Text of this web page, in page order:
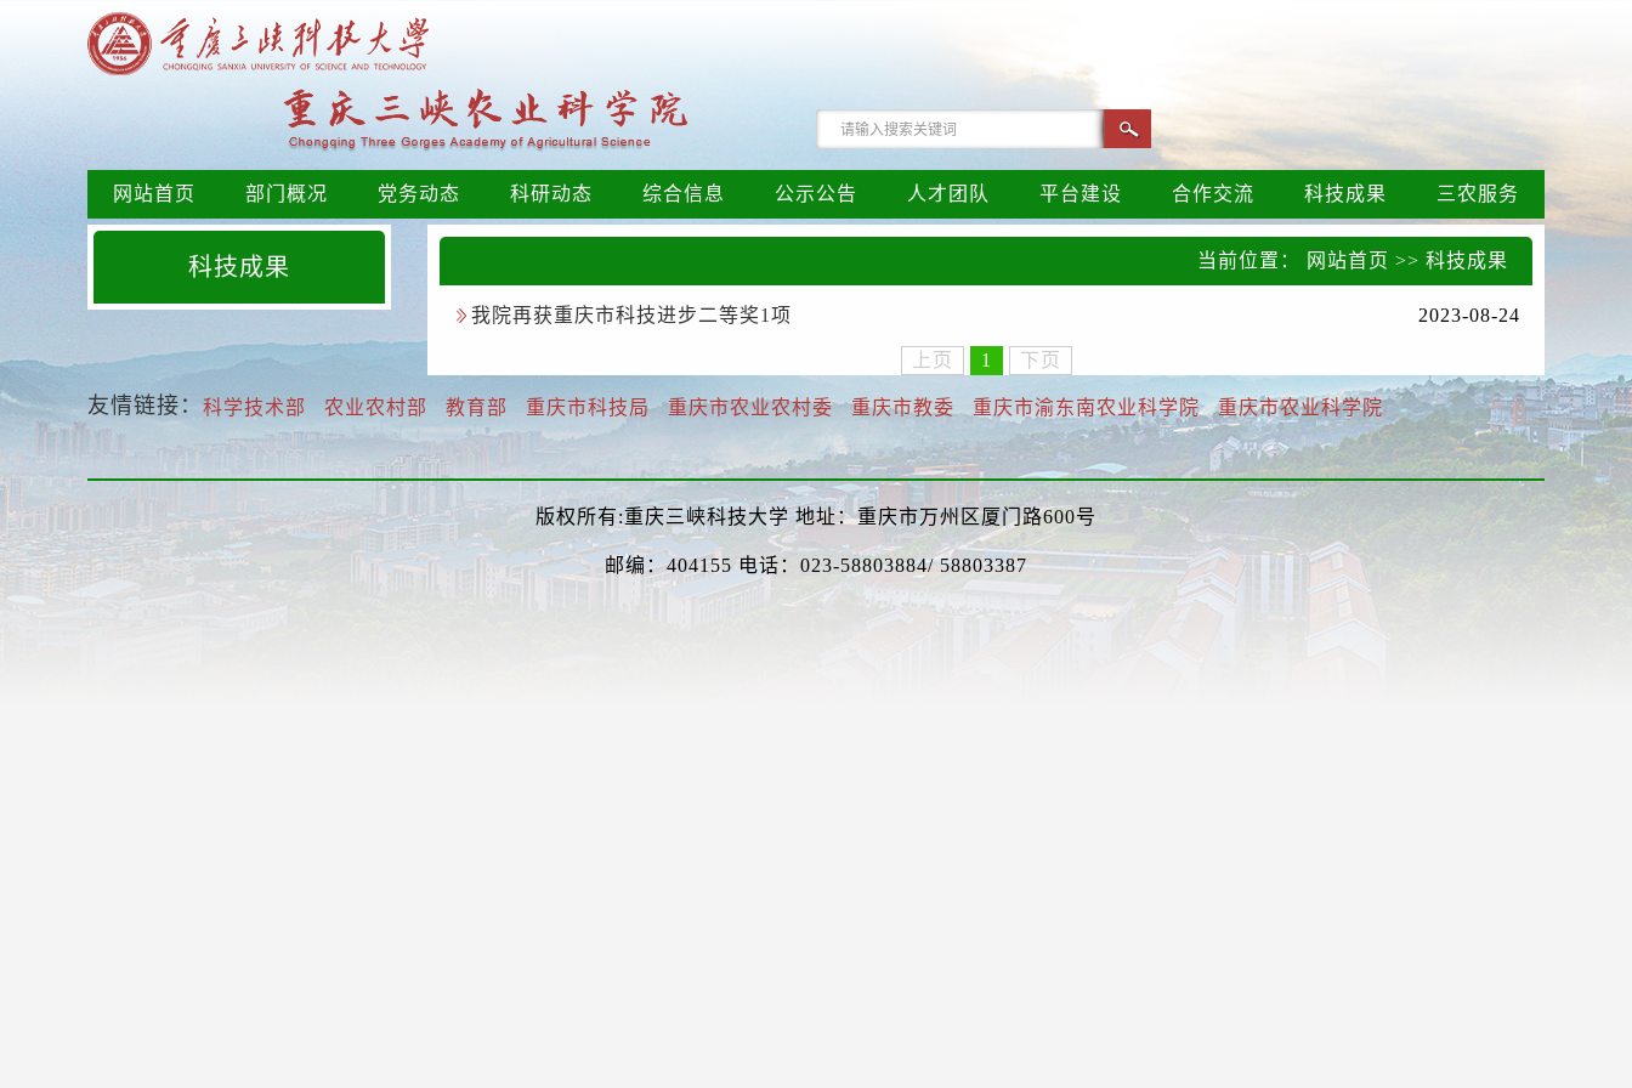
网站首页 部门概况 党务动态 科研动态 综合信息 公示公告 人才团队 平台建设 合作交流 科技成果 三农服务
科技成果 当前位置： 网站首页 >> 科技成果
我院再获重庆市科技进步二等奖1项 2023-08-24
上页 1 下页
友情链接： 科学技术部 农业农村部 教育部 重庆市科技局 重庆市农业农村委 重庆市教委 重庆市渝东南农业科学院 重庆市农业科学院
版权所有:重庆三峡科技大学 地址：重庆市万州区厦门路600号
邮编：404155 电话：023-58803884/ 58803387